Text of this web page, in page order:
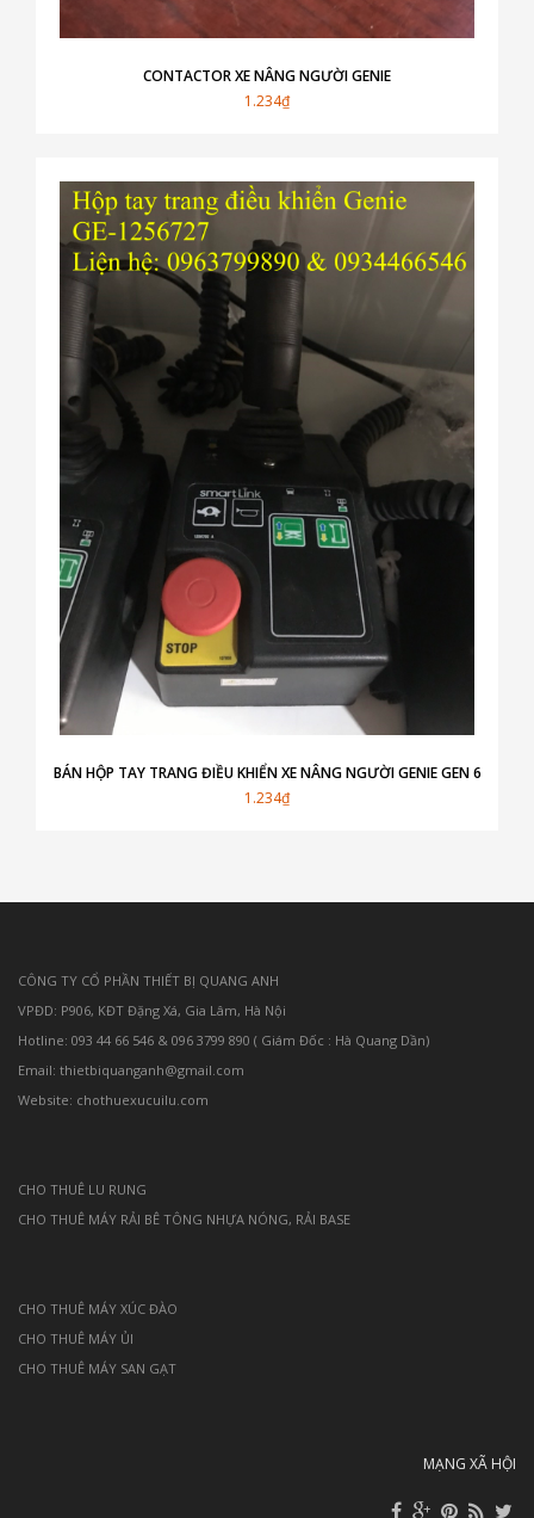
CONTACTOR XE NÂNG NGƯỜI GENIE
1.234₫
BÁN HỘP TAY TRANG ĐIỀU KHIỂN XE NÂNG NGƯỜI GENIE GEN 6
1.234₫
CÔNG TY CỔ PHẦN THIẾT BỊ QUANG ANH
VPĐD: P906, KĐT Đặng Xá, Gia Lâm, Hà Nội
Hotline: 093 44 66 546 & 096 3799 890 ( Giám Đốc : Hà Quang Dần)
Email: thietbiquanganh@gmail.com
Website: chothuexucuilu.com
CHO THUÊ LU RUNG
CHO THUÊ MÁY RẢI BÊ TÔNG NHỰA NÓNG, RẢI BASE
CHO THUÊ MÁY XÚC ĐÀO
CHO THUÊ MÁY ỦI
CHO THUÊ MÁY SAN GẠT
MẠNG XÃ HỘI